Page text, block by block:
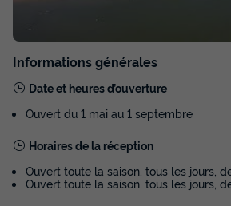
Informations générales
Date et heures d’ouverture
Ouvert du 1 mai au 1 septembre
Horaires de la réception
Ouvert toute la saison, tous les jours,
Ouvert toute la saison, tous les jours,